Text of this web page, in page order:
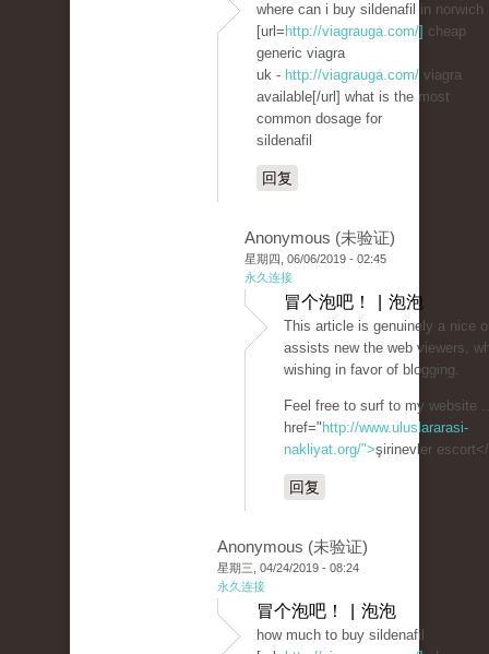
where can i buy sildenafil in norwich
[url= http://viagrauga.com/] cheap
generic viagra
uk - http://viagrauga.com/ viagra
available[/url] what is the most
common dosage for
sildenafil
回复
Anonymous (未验证)
星期四, 06/06/2019 - 02:45
永久连接
冒个泡吧！ | 泡泡
This article is genuinely a nice
assists new the web viewers,
wishing in favor of blogging.
Feel free to surf to my website
href=" http://www.uluslararasi-
nakliyat.org/">şirinevler
回复
Anonymous (未验证)
星期三, 04/24/2019 - 08:24
永久连接
冒个泡吧！ | 泡泡
how much to buy sildenafil